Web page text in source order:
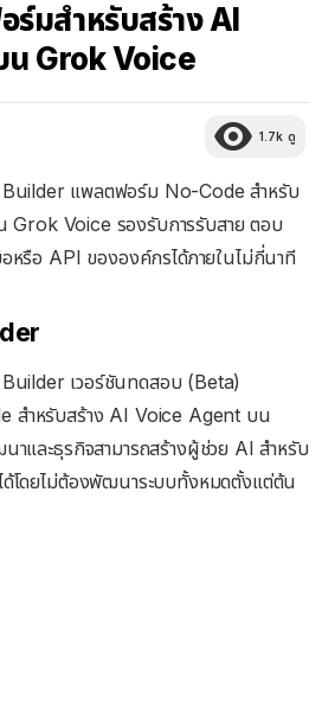
มสำหรับสร้าง AI
Grok Voice
1.7k ดู
แพลตฟอร์ม No-Code สำหรับ
Voice รองรับการรับสาย ตอบ
หรือ API ขององค์กรได้ภายในไม่กี่นาที
เวอร์ชันทดสอบ (Beta)
สำหรับสร้าง AI Voice Agent บน
และธุรกิจสามารถสร้างผู้ช่วย AI สำหรับ
โดยไม่ต้องพัฒนาระบบทั้งหมดตั้งแต่ต้น